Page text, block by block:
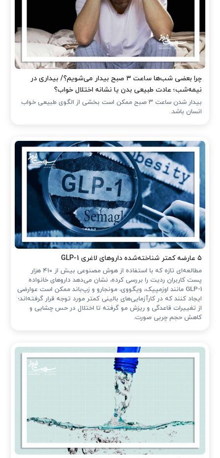
چرا بعضی شب‌ها ساعت ۳ صبح بیدار می‌شویم؟/ بیداری در
نیمه‌شب؛ عادت طبیعی بدن یا نشانه اختلال خواب؟
بیدار شدن ساعت ۳ صبح ممکن است بخشی از الگوی طبیعی خواب
انسان باشد.
۵ عارضه کمتر شناخته‌شده داروهای لاغری GLP-1
مطالعه‌ای تازه که با استفاده از هوش مصنوعی بیش از ۴۱۰ هزار
پست کاربران ردیت را بررسی کرده، نشان می‌دهد داروهای خانواده
GLP-1 مانند اوزمپیک، ویگووی، مونجارو و زپ‌باند ممکن است عوارضی
ایجاد کنند که در کارآزمایی‌های بالینی کمتر مورد توجه قرار گرفته‌اند؛
از تغییرات قاعدگی و ریزش مو گرفته تا اختلال در حس چشایی و
کاهش حجم چربی صورت.